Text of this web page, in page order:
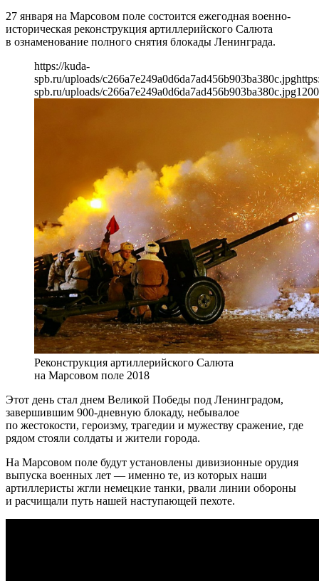
27 января на Марсовом поле состоится ежегодная военно-
историческая реконструкция артиллерийского Салюта
в ознаменование полного снятия блокады Ленинграда.
https://kuda-
spb.ru/uploads/c266a7e249a0d6da7ad456b903ba380c.jpg
spb.ru/uploads/c266a7e249a0d6da7ad456b903ba380c.jpg1200
Реконструкция артиллерийского Салюта
на Марсовом поле 2018
Этот день стал днем Великой Победы под Ленинградом,
завершившим 900-дневную блокаду, небывалое
по жестокости, героизму, трагедии и мужеству сражение, где
рядом стояли солдаты и жители города.
На Марсовом поле будут установлены дивизионные орудия
выпуска военных лет — именно те, из которых наши
артиллеристы жгли немецкие танки, рвали линии обороны
и расчищали путь нашей наступающей пехоте.